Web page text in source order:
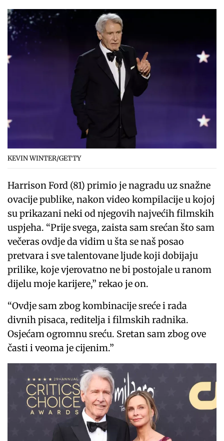
KEVIN WINTER/GETTY
Harrison Ford (81) primio je nagradu uz snažne
ovacije publike, nakon video kompilacije u kojoj
su prikazani neki od njegovih najvećih filmskih
uspjeha. “Prije svega, zaista sam srećan što sam
večeras ovdje da vidim u šta se naš posao
pretvara i sve talentovane ljude koji dobijaju
prilike, koje vjerovatno ne bi postojale u ranom
dijelu moje karijere,” rekao je on.
“Ovdje sam zbog kombinacije sreće i rada
divnih pisaca, reditelja i filmskih radnika.
Osjećam ogromnu sreću. Sretan sam zbog ove
časti i veoma je cijenim.”